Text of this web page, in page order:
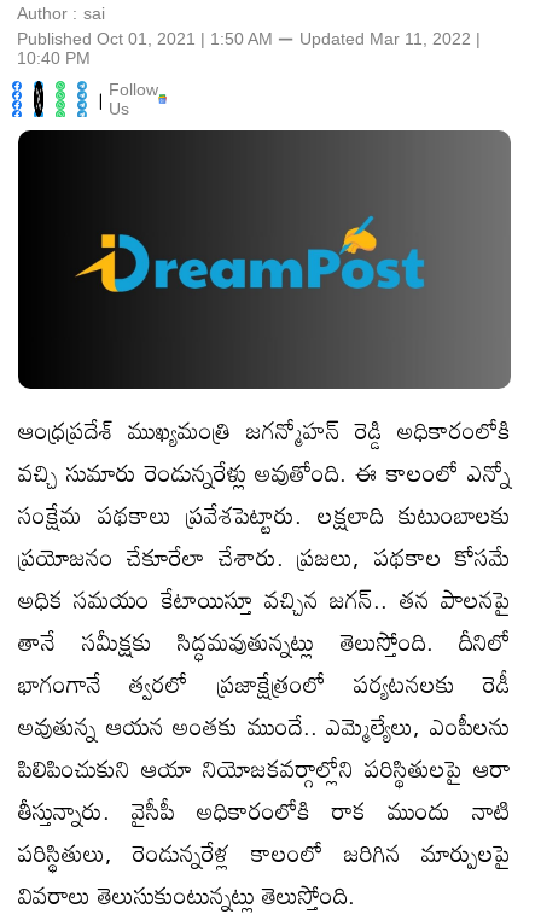
Author : sai
Published Oct 01, 2021 | 1:50 AM ⚊ Updated Mar 11, 2022 |
10:40 PM
| Follow
Us
ఆంధ్ర‌ప్ర‌దేశ్ ముఖ్య‌మంత్రి జ‌గ‌న్మోహ‌న్ రెడ్డి అధికారంలోకి
వ‌చ్చి సుమారు రెండున్న‌రేళ్లు అవుతోంది. ఈ కాలంలో ఎన్నో
సంక్షేమ ప‌థ‌కాలు ప్ర‌వేశ‌పెట్టారు. ల‌క్ష‌లాది కుటుంబాల‌కు
ప్ర‌యోజ‌నం చేకూరేలా చేశారు. ప్ర‌జ‌లు, ప‌థ‌కాల కోస‌మే
అధిక స‌మ‌యం కేటాయిస్తూ వ‌చ్చిన జ‌గ‌న్.. త‌న పాల‌న‌పై
తానే స‌మీక్ష‌కు సిద్ధ‌మ‌వుతున్న‌ట్లు తెలుస్తోంది. దీనిలో
భాగంగానే త్వ‌ర‌లో ప్ర‌జాక్షేత్రంలో ప‌ర్య‌ట‌న‌ల‌కు రెడీ
అవుతున్న ఆయ‌న అంత‌కు ముందే.. ఎమ్మెల్యేలు, ఎంపీల‌ను
పిలిపించుకుని ఆయా నియోజ‌క‌వ‌ర్గాల్లోని ప‌రిస్థితుల‌పై ఆరా
తీస్తున్నారు. వైసీపీ అధికారంలోకి రాక ముందు నాటి
ప‌రిస్థితులు, రెండున్న‌రేళ్ల కాలంలో జ‌రిగిన మార్పుల‌పై
వివ‌రాలు తెలుసుకుంటున్న‌ట్లు తెలుస్తోంది.